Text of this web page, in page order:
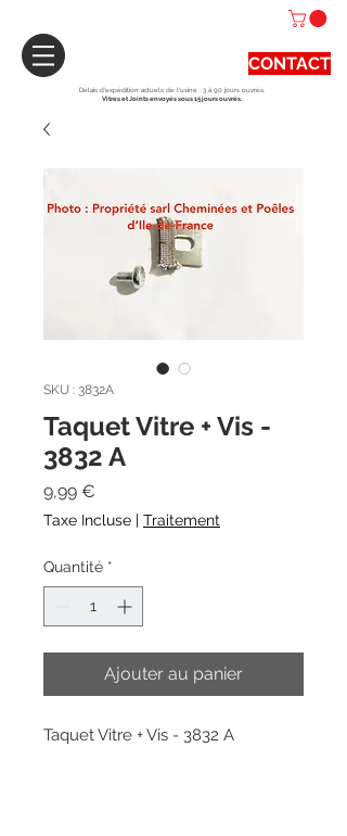
CONTACT
Délais d'expédition actuels de l'usine : 3 à 90 jours ouvrés.
Vitres et Joints envoyés sous 15 jours ouvrés.
SKU : 3832A
Taquet Vitre + Vis -
3832 A
9,99 €
Taxe Incluse | Traitement
Quantité *
Ajouter au panier
Taquet Vitre + Vis - 3832 A